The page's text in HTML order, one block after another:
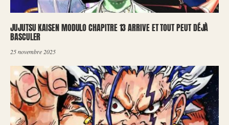
JUJUTSU KAISEN MODULO CHAPITRE 13 ARRIVE ET TOUT PEUT DÉJÀ
BASCULER
25 novembre 2025